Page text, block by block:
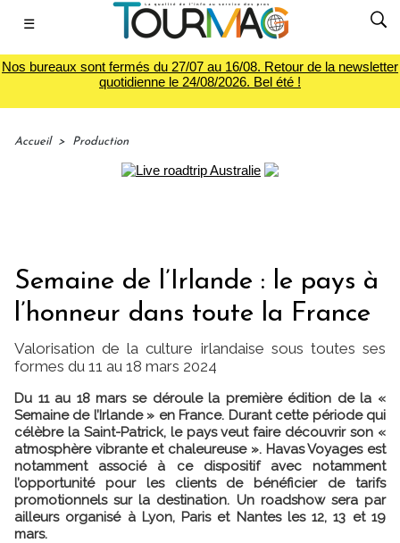
☰
Nos bureaux sont fermés du 27/07 au 16/08. Retour de la newsletter
quotidienne le 24/08/2026. Bel été !
Accueil > Production
Semaine de l’Irlande : le pays à
l’honneur dans toute la France
Valorisation de la culture irlandaise sous toutes ses
formes du 11 au 18 mars 2024
Du 11 au 18 mars se déroule la première édition de la «
Semaine de l’Irlande » en France. Durant cette période qui
célèbre la Saint-Patrick, le pays veut faire découvrir son «
atmosphère vibrante et chaleureuse ». Havas Voyages est
notamment associé à ce dispositif avec notamment
l’opportunité pour les clients de bénéficier de tarifs
promotionnels sur la destination. Un roadshow sera par
ailleurs organisé à Lyon, Paris et Nantes les 12, 13 et 19
mars.